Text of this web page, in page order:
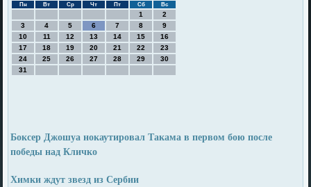
Пн Вт Ср Чт Пт Сб Вс
1
2
3
4 5 6 7 8
9
10
11 12 13 14 15
16
17
18 19 20 21 22
23
24
25 26 27 28 29
30
31
Боксер Джошуа нокаутировал Такама в первом бою после
победы над Кличко
Химки ждут звезд из Сербии